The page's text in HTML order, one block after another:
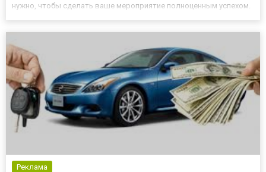
нужно, чтобы сделать ваше мероприятие полноценным успехом.
Реклама